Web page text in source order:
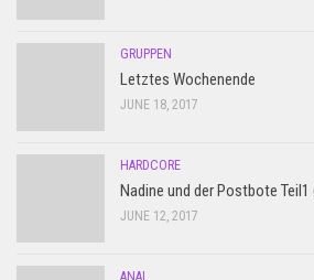
GRUPPEN
Letztes Wochenende
JUNE 18, 2017
HARDCORE
Nadine und der Postbote
JUNE 12, 2017
ANAL